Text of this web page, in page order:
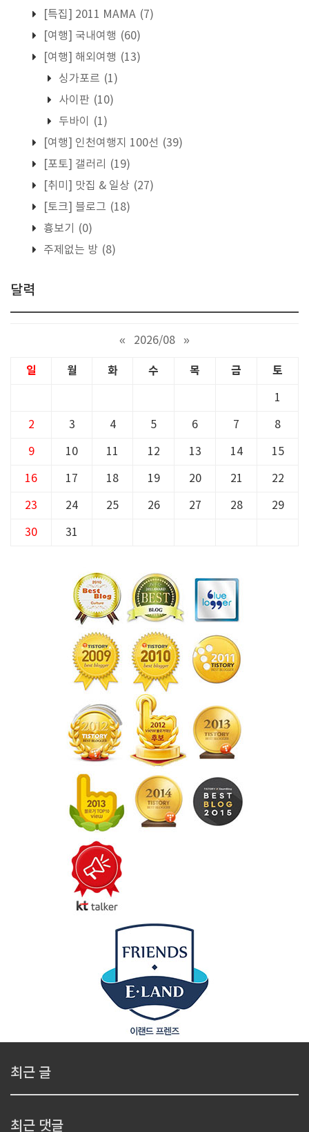
[특집] 2011 MAMA (7)
[여행] 국내여행 (60)
[여행] 해외여행 (13)
싱가포르 (1)
사이판 (10)
두바이
(1)
[여행] 인천여행지 100선 (39)
[포토] 갤러리
(19)
[취미] 맛집 & 일상 (27)
[토크] 블로그 (18)
흉보기
(0)
주제없는 방 (8)
달력
« 2026/08 »
일 월 화 수 목 금 토
1
2 3 4 5 6 7 8
9 10 11 12 13 14 15
16 17 18 19 20 21 22
23 24 25 26 27 28 29
30 31
최근 글
최근 댓글